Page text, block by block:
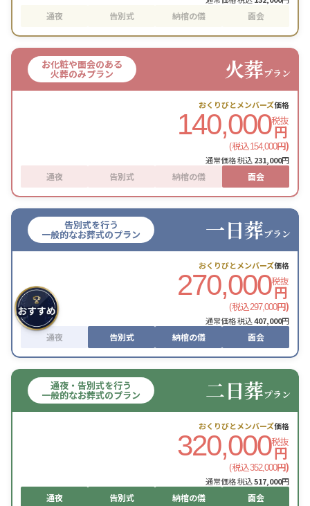
通夜 告別式 納棺の儀 面会
お化粧や面会のある
火葬のみプラン 火葬プラン
おくりびとメンバーズ価格
140,000税抜
円
(税込154,000円)
通常価格 税込231,000円
通夜 告別式 納棺の儀 面会
告別式を行う
一般的なお葬式のプラン 一日葬プラン
おくりびとメンバーズ価格
270,000税抜
円
(税込297,000円)
通常価格 税込407,000円
通夜 告別式 納棺の儀 面会
通夜・告別式を行う
一般的なお葬式のプラン 二日葬プラン
おくりびとメンバーズ価格
320,000税抜
円
(税込352,000円)
通常価格 税込517,000円
通夜 告別式 納棺の儀 面会